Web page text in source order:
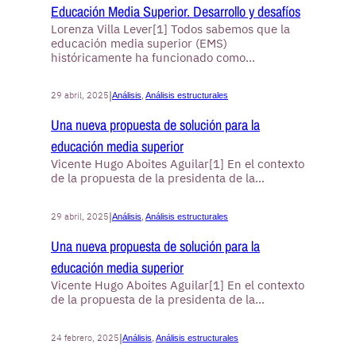
Educación Media Superior. Desarrollo y desafíos
Lorenza Villa Lever[1] Todos sabemos que la
educación media superior (EMS)
históricamente ha funcionado como…
29 abril, 2025|Análisis, Análisis estructurales
Una nueva propuesta de solución para la
educación media superior
Vicente Hugo Aboites Aguilar[1] En el contexto
de la propuesta de la presidenta de la…
29 abril, 2025|Análisis Análisis estructurales
Una nueva propuesta de solución para la
educación media superior
Vicente Hugo Aboites Aguilar[1] En el contexto
de la propuesta de la presidenta de la…
24 febrero, 2025|Análisis Análisis estructurales